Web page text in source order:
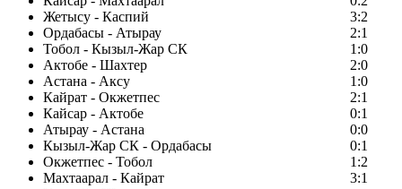
Жетысу - Каспий
3:2
Ордабасы - Атырау
2:1
Тобол - Кызыл-Жар СК
1:0
Актобе - Шахтер
2:0
Астана - Аксу
1:0
Кайрат - Окжетпес
2:1
Кайсар - Актобе
0:1
Атырау - Астана
0:0
Кызыл-Жар СК - Ордабасы
0:1
Окжетпес - Тобол
1:2
Махтаарал - Кайрат
3:1